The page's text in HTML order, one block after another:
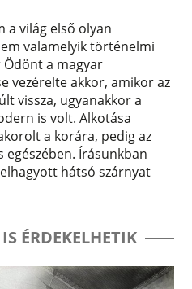
a világ első olyan
valamelyik történelmi
a magyar
vezérelte akkor, amikor az
vissza, ugyanakkor a
is volt. Alkotása
a korára, pedig az
Írásunkban
hátsó szárnyat
ÉRDEKELHETIK